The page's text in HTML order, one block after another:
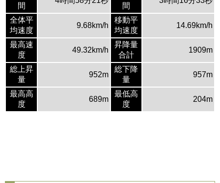
間
間
全体平
均速度
9.68km/h
移動平
均速度
14.69km/h
最高速
度
49.32km/h
昇降量
合計
1909m
総上昇
量
952m
総下降
量
957m
最高高
度
689m
最低高
度
204m